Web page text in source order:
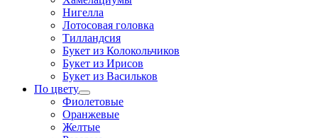
Нигелла
Лотосовая головка
Тилландсия
Букет из Колокольчиков
Букет из Ирисов
Букет из Васильков
По цвету
Фиолетовые
Оранжевые
Желтые